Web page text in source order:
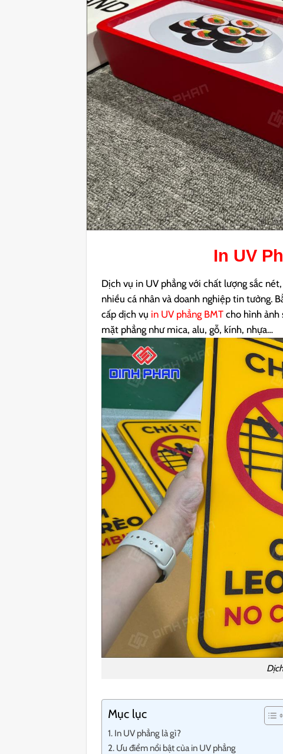
In UV
Dịch vụ in UV phẳng với chất lượng sắc
nhiều cá nhân và doanh nghiệp tin tưởng.
cấp dịch vụ in UV phẳng BMT cho hình ảnh
mặt phẳng như mica, alu, gỗ, kính, nhựa…
Mục lục
In UV phẳng là gì?
Ưu điểm nổi bật của in UV phẳng